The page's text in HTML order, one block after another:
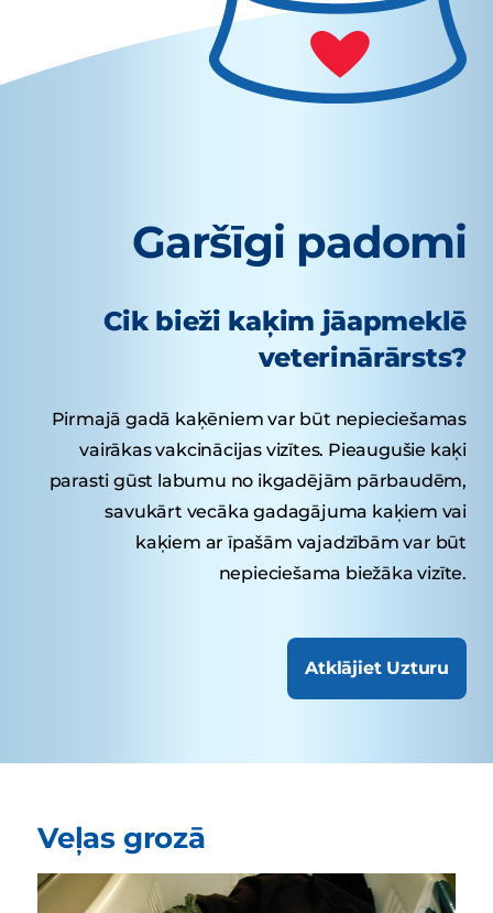
Garšīgi padomi
Cik bieži kaķim jāapmeklē
veterinārārsts?
Pirmajā gadā kaķēniem var būt nepieciešamas
vairākas vakcinācijas vizītes. Pieaugušie kaķi
parasti gūst labumu no ikgadējām pārbaudēm,
savukārt vecāka gadagājuma kaķiem vai
kaķiem ar īpašām vajadzībām var būt
nepieciešama biežāka vizīte.
Atklājiet Uzturu
Veļas grozā